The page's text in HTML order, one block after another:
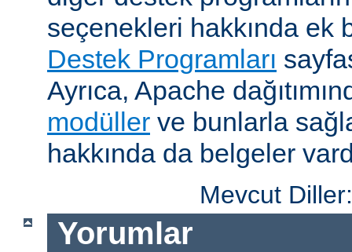
seçenekleri hakkında ek
Destek Programları
Ayrıca, Apache
modüller ve bunlarla
hakkında da belgeler
Mevcut
Yorumlar